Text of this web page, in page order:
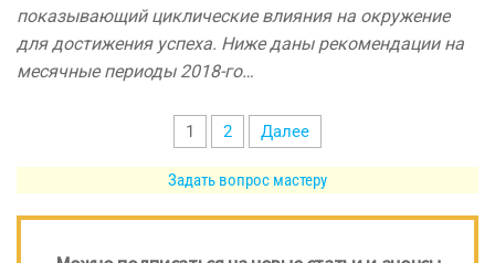
показывающий циклические влияния на окружение
для достижения успеха. Ниже даны рекомендации на
месячные периоды 2018-го…
записей
1 2 Далее
Задать вопрос мастеру